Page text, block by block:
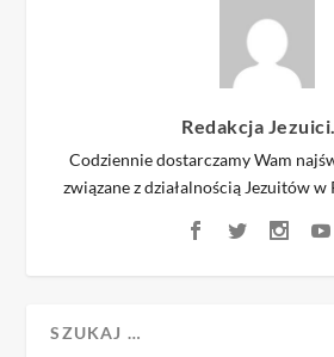
Redakcja
Codziennie dostarczamy Wam
związane z działalnością Jezuitów w